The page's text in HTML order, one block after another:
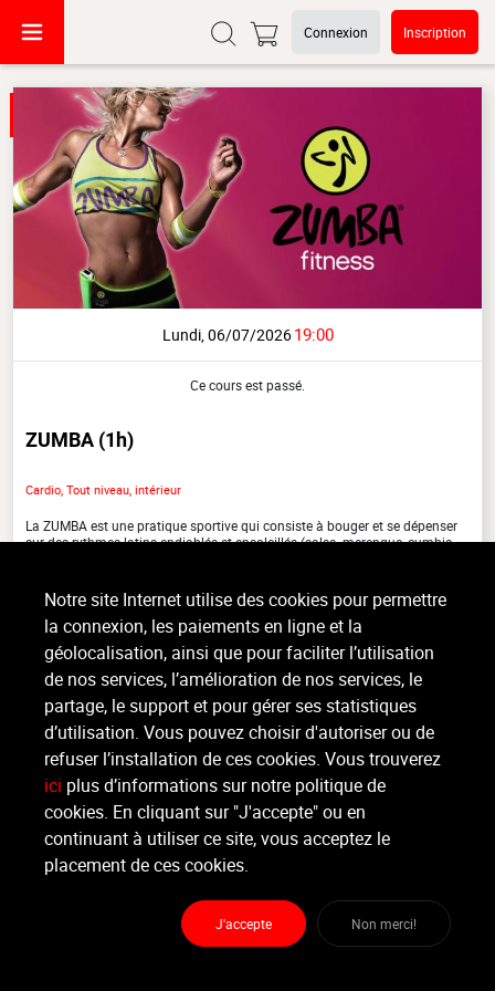
Connexion Inscription
Lundi, 06/07/202619:00
Ce cours est passé.
ZUMBA(1h)
Cardio, Tout niveau, intérieur
La ZUMBA est une pratique sportive qui consiste à bouger et se dépenser
sur des rythmes latins endiablés et ensoleillés (salsa, merengue, cumbia,
Organisateur
MARECHAL GYM ET SANTÉ
Moniteur
Non renseigné.
Lieu : Marechal Gym et Santé
Rue de Wandre 1b - 4610 Bellaire
Partager
Notre site Internet utilise des cookies pour permettre
la connexion, les paiements en ligne et la
géolocalisation, ainsi que pour faciliter l’utilisation
de nos services, l’amélioration de nos services, le
partage, le support et pour gérer ses statistiques
d’utilisation. Vous pouvez choisir d'autoriser ou de
refuser l’installation de ces cookies. Vous trouverez
ici plus d’informations sur notre politique de
cookies. En cliquant sur "J'accepte" ou en
continuant à utiliser ce site, vous acceptez le
placement de ces cookies.
J'accepte Non merci!